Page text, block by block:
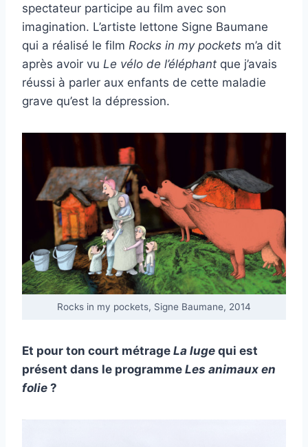
spectateur participe au film avec son
imagination. L’artiste lettone Signe Baumane
qui a réalisé le film Rocks in my pockets m’a dit
après avoir vu Le vélo de l’éléphant que j’avais
réussi à parler aux enfants de cette maladie
grave qu’est la dépression.
Rocks in my pockets, Signe Baumane, 2014
Et pour ton court métrage La luge qui est
présent dans le programme Les animaux en
folie ?